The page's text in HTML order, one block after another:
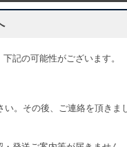
記の可能性がございます。
。その後、ご連絡を頂きま